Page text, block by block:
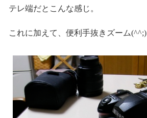
テレ端だとこんな感じ。
これに加えて、便利手抜きズーム(^^;)